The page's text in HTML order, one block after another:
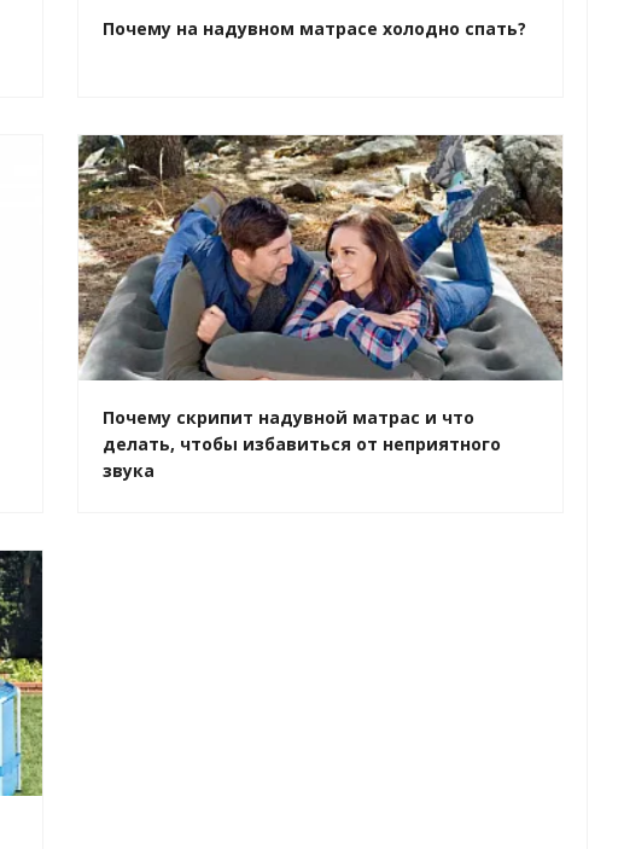
Почему на надувном матрасе холодно спать?
Почему скрипит надувной матрас и что
делать, чтобы избавиться от неприятного
звука